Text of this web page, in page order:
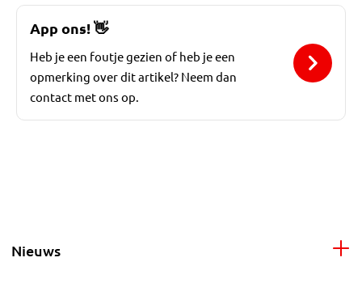
App ons!👋
Heb je een foutje gezien of heb je een
opmerking over dit artikel? Neem dan
contact met ons op.
Nieuws